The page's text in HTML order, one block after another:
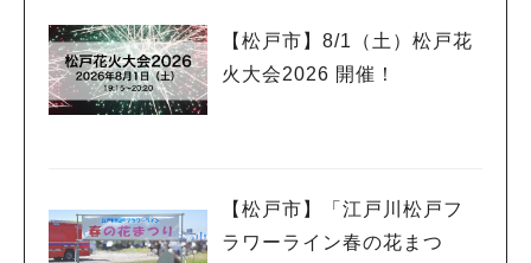
【松戸市】8/1（土）松戸花
火大会2026 開催！
【松戸市】「江戸川松戸フ
ラワーライン春の花まつ